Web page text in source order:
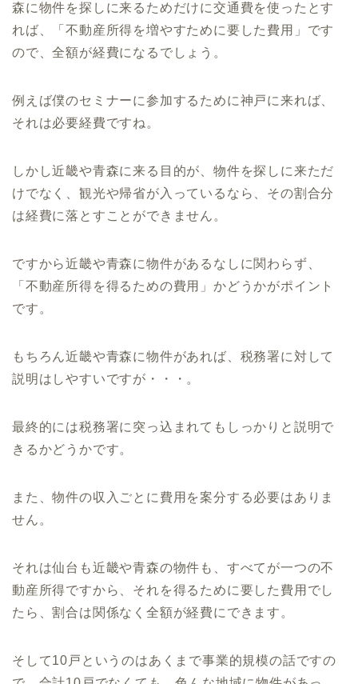
森に物件を探しに来るためだけに交通費を使ったとす
れば、「不動産所得を増やすために要した費用」です
ので、全額が経費になるでしょう。
例えば僕のセミナーに参加するために神戸に来れば、
それは必要経費ですね。
しかし近畿や青森に来る目的が、物件を探しに来ただ
けでなく、観光や帰省が入っているなら、その割合分
は経費に落とすことができません。
ですから近畿や青森に物件があるなしに関わらず、
「不動産所得を得るための費用」かどうかがポイント
です。
もちろん近畿や青森に物件があれば、税務署に対して
説明はしやすいですが・・・。
最終的には税務署に突っ込まれてもしっかりと説明で
きるかどうかです。
また、物件の収入ごとに費用を案分する必要はありま
せん。
それは仙台も近畿や青森の物件も、すべてが一つの不
動産所得ですから、それを得るために要した費用でし
たら、割合は関係なく全額が経費にできます。
そして10戸というのはあくまで事業的規模の話ですの